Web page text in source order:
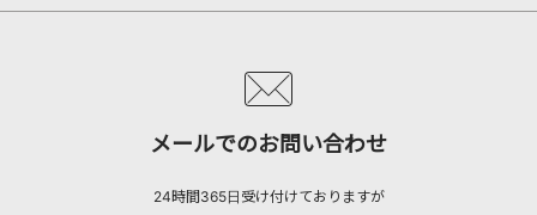
メールでのお問い合わせ
24時間365日受け付けておりますが